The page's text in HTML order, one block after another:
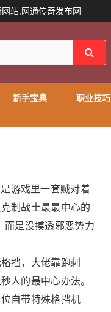
站,网通传奇发布网
新手宝典 职业技巧
游戏里一套贼对着
制战士最最中心的
而是没摸透邪恶势力
挡，大佬靠跑刺
人的最中心办法。
自带特殊格挡机